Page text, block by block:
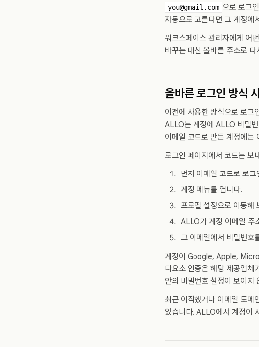
you@gmail.com 으로 로그
자동으로 고른다면 그 계정에
워크스페이스 관리자에게 어
바꾸는 대신 올바른 주소로 다
올바른 로그인 방식
이전에 사용한 방식으로 로
ALLO는 계정에 ALLO 비밀
이메일 코드로 만든 계정에는
로그인 페이지에서 코드는 보
먼저 이메일 코드로 로그
계정 메뉴를 엽니다.
프로필 설정으로 이동해
ALLO가 계정 이메일 주
그 이메일에서 비밀번호
계정이 Google, Apple,
다요소 인증은 해당 제공업체
안의 비밀번호 설정이 보이지
최근 이직했거나 이메일 도메
있습니다. ALLO에서 계정이